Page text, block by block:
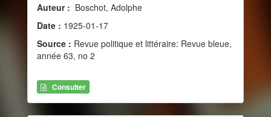
Auteur : Boschot, Adolphe
Date : 1925-01-17
Source : Revue politique et littéraire: Revue bleue,
année 63, no 2
Consulter